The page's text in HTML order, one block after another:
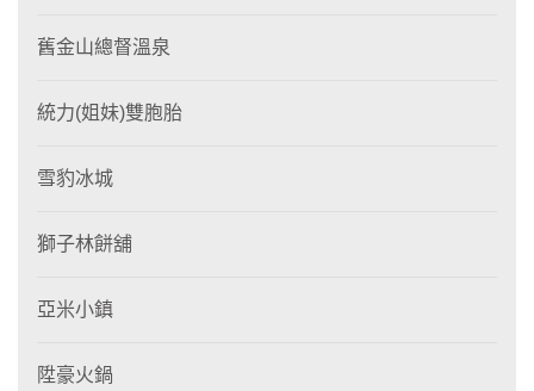
舊金山總督溫泉
統力(姐妹)雙胞胎
雪豹冰城
獅子林餅舖
亞米小鎮
陞豪火鍋